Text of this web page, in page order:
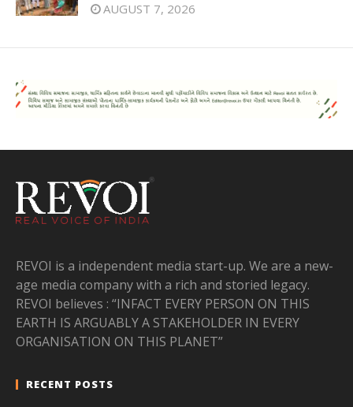
AUGUST 7, 2026
REVOI is a independent media start-up. We are a new-
age media company with a rich and storied legacy.
REVOI believes : “INFACT EVERY PERSON ON THIS
EARTH IS ARGUABLY A STAKEHOLDER IN EVERY
ORGANISATION ON THIS PLANET”
RECENT POSTS